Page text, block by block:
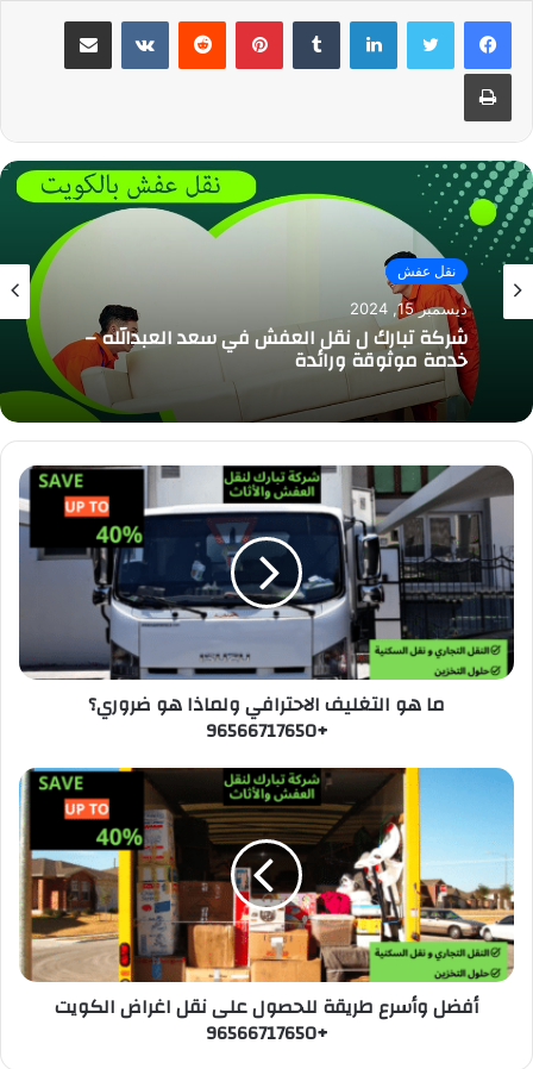
لينكدإن بينتيريست مشاركة عبر البريد
طباعة
نقل عفش
ديسمبر 15, 2024
شركة تبارك ل نقل العفش في سعد العبدالله –
خدمة موثوقة ورائدة
نقل عفش
ديسمبر 14, 2024
شركة تبارك لنقل العفش في الكويت: أفضل
خدمات النقل والفك والتركيب
ما هو التغليف الاحترافي ولماذا هو ضروري؟
+96566717650
أفضل وأسرع طريقة للحصول على نقل اغراض الكويت
+96566717650